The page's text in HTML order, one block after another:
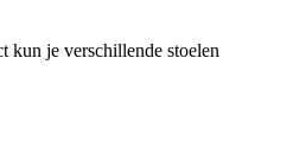
kun je verschillende stoelen